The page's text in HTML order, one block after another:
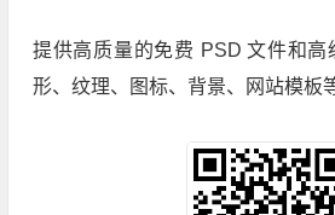
提供高质量的免费 PSD 文件和
形、纹理、图标、背景、网站模板